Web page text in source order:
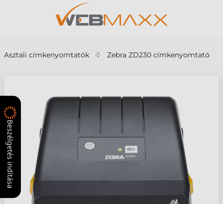
Asztali címkenyomtatók Zebra ZD230 címkenyomtató
Beszélgetés indítása